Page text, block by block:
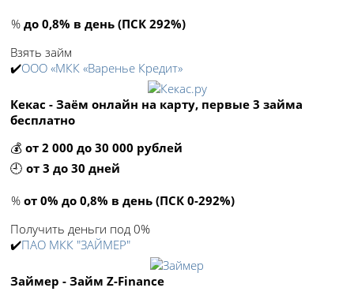
% до 0,8% в день (ПСК 292%)
Взять займ
✔️ООО «МКК «Варенье Кредит»
Кекас - Заём онлайн на карту, первые 3 займа
бесплатно
💰от 2 000 до 30 000 рублей
🕘от 3 до 30 дней
% от 0% до 0,8% в день (ПСК 0-292%)
Получить деньги под 0%
✔️ПАО МКК "ЗАЙМЕР"
Займер - Займ Z-Finance